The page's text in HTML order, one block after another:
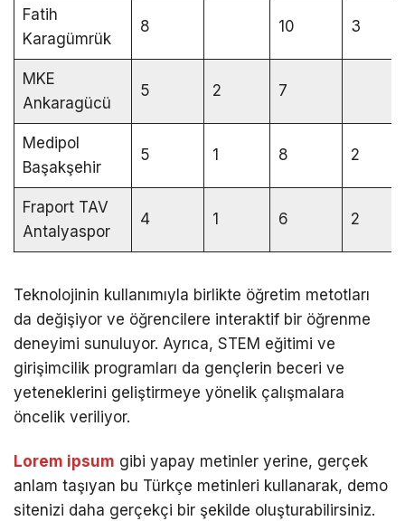
Fatih
Karagümrük
8 10 3
MKE
Ankaragücü
5 2 7
Medipol
Başakşehir
5 1 8 2
Fraport TAV
Antalyaspor
4 1 6 2
Teknolojinin kullanımıyla birlikte öğretim metotları
da değişiyor ve öğrencilere interaktif bir öğrenme
deneyimi sunuluyor. Ayrıca, STEM eğitimi ve
girişimcilik programları da gençlerin beceri ve
yeteneklerini geliştirmeye yönelik çalışmalara
öncelik veriliyor.
Lorem ipsum gibi yapay metinler yerine, gerçek
anlam taşıyan bu Türkçe metinleri kullanarak, demo
sitenizi daha gerçekçi bir şekilde oluşturabilirsiniz.